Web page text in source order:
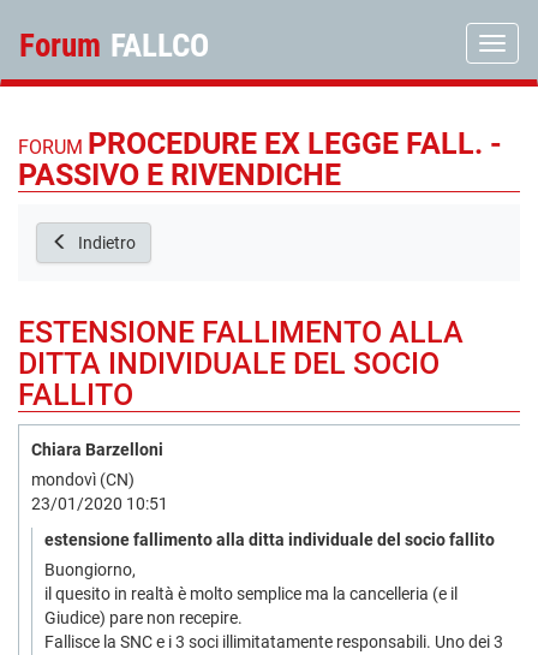
Forum FALLCO
FORUM PROCEDURE EX LEGGE FALL. -
PASSIVO E RIVENDICHE
Indietro
ESTENSIONE FALLIMENTO ALLA
DITTA INDIVIDUALE DEL SOCIO
FALLITO
Chiara Barzelloni
mondovì (CN)
23/01/2020 10:51
estensione fallimento alla ditta individuale del socio fallito
Buongiorno,
il quesito in realtà è molto semplice ma la cancelleria (e il
Giudice) pare non recepire.
Fallisce la SNC e i 3 soci illimitatamente responsabili. Uno dei 3